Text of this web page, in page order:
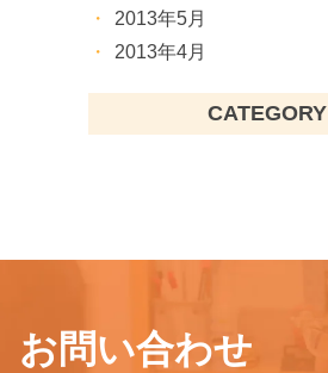
2013年5月
2013年4月
CATEGORY
お問い合わせ